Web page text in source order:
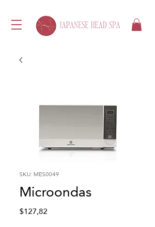
SKU: MES0049
Microondas
$127,82Precio